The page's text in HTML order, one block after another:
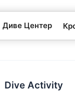
Диве Центер
Dive Activity